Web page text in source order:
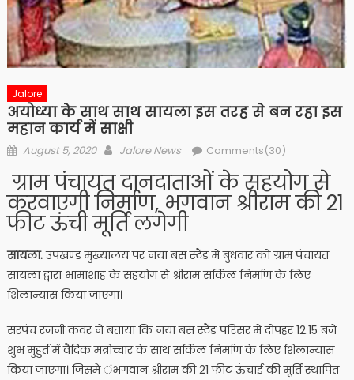
Jalore
अयोध्या के साथ साथ सायला इस तरह से बन रहा इस
महान कार्य में साक्षी
Posted
August 5, 2020 Author
Jalore News Comments(30)
ग्राम पंचायत दानदाताओं के सहयोग से
करवाएगी निर्माण, भगवान श्रीराम की 21
फीट ऊंची मूर्ति लगेगी
सायला.उपखण्ड मुख्यालय पर नया बस स्टैंड में बुधवार को ग्राम पंचायत
सायला द्वारा भामाशाह के सहयोग से श्रीराम सर्किल निर्माण के लिए
शिलान्यास किया जाएगा।
सरपंच रजनी कंवर ने बताया कि नया बस स्टैंड परिसर में दोपहर 12.15 बजे
शुभ मुहुर्त में वैदिक मंत्रोच्चार के साथ सर्किल निर्माण के लिए शिलान्यास
किया जाएगा। जिसमे ंभगवान श्रीराम की 21 फीट ऊंचाई की मूर्ति स्थापित